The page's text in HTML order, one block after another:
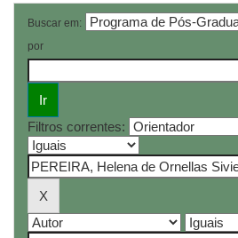
Buscar em:
por
Filtros correntes: